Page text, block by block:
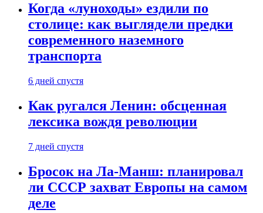
Когда «луноходы» ездили по
столице: как выглядели предки
современного наземного
транспорта
6 дней спустя
Как ругался Ленин: обсценная
лексика вождя революции
7 дней спустя
Бросок на Ла-Манш: планировал
ли СССР захват Европы на самом
деле